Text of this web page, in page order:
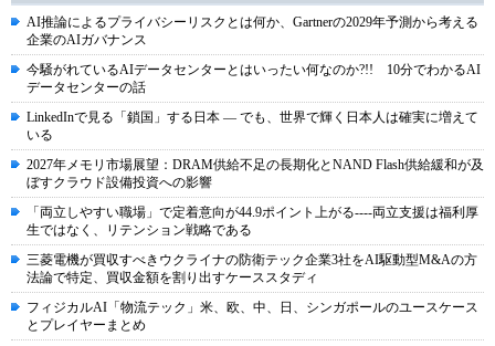
AI推論によるプライバシーリスクとは何か、Gartnerの2029年予測から考える
企業のAIガバナンス
今騒がれているAIデータセンターとはいったい何なのか?!! 10分でわかるAI
データセンターの話
LinkedInで見る「鎖国」する日本 ― でも、世界で輝く日本人は確実に増えて
いる
2027年メモリ市場展望：DRAM供給不足の長期化とNAND Flash供給緩和が及
ぼすクラウド設備投資への影響
「両立しやすい職場」で定着意向が44.9ポイント上がる----両立支援は福利厚
生ではなく、リテンション戦略である
三菱電機が買収すべきウクライナの防衛テック企業3社をAI駆動型M&Aの方
法論で特定、買収金額を割り出すケーススタディ
フィジカルAI「物流テック」米、欧、中、日、シンガポールのユースケース
とプレイヤーまとめ